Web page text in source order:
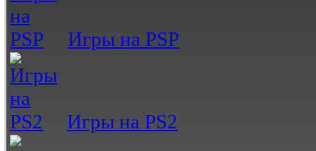
Игры на PSP
Игры на PS2